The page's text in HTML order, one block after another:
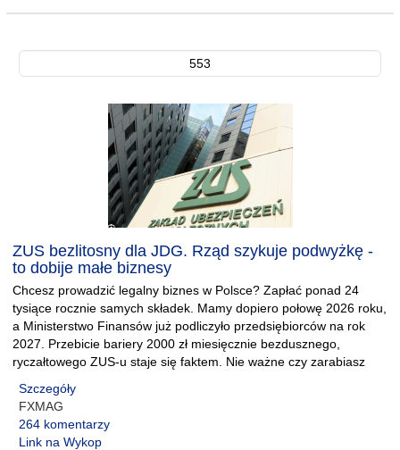
553
ZUS bezlitosny dla JDG. Rząd szykuje podwyżkę -
to dobije małe biznesy
Chcesz prowadzić legalny biznes w Polsce? Zapłać ponad 24
tysiące rocznie samych składek. Mamy dopiero połowę 2026 roku,
a Ministerstwo Finansów już podliczyło przedsiębiorców na rok
2027. Przebicie bariery 2000 zł miesięcznie bezdusznego,
ryczałtowego ZUS-u staje się faktem. Nie ważne czy zarabiasz
Szczegóły
FXMAG
264 komentarzy
Link na Wykop